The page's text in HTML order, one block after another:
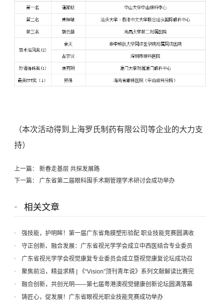
（本次活动得到上海罗氏制药有限公司等企业的大力支
持）
上一篇： 新春走基层 共探发展路
下一篇： 广东省第二届眼科围手术期管理学术研讨会成功举办
相关文章
强技能，护明眸！第一届广东省角膜塑形验配 职业技能竞赛圆满收
官
守正创新、融合发展：广东省视光学学会成立中西医结合专业委员
会
广东省视光学学会视觉康复专业委员会成立暨视觉康复论坛成功召
开
聚焦前沿，精益求精 | 《“Vision”顶刊青年说》系列文献解读比赛完
美收官
融合创新，共创光明——第七届粤港澳视觉健康创新论坛圆满落幕
铸匠心，促发展！广东省眼视光职业技能竞赛成功举办